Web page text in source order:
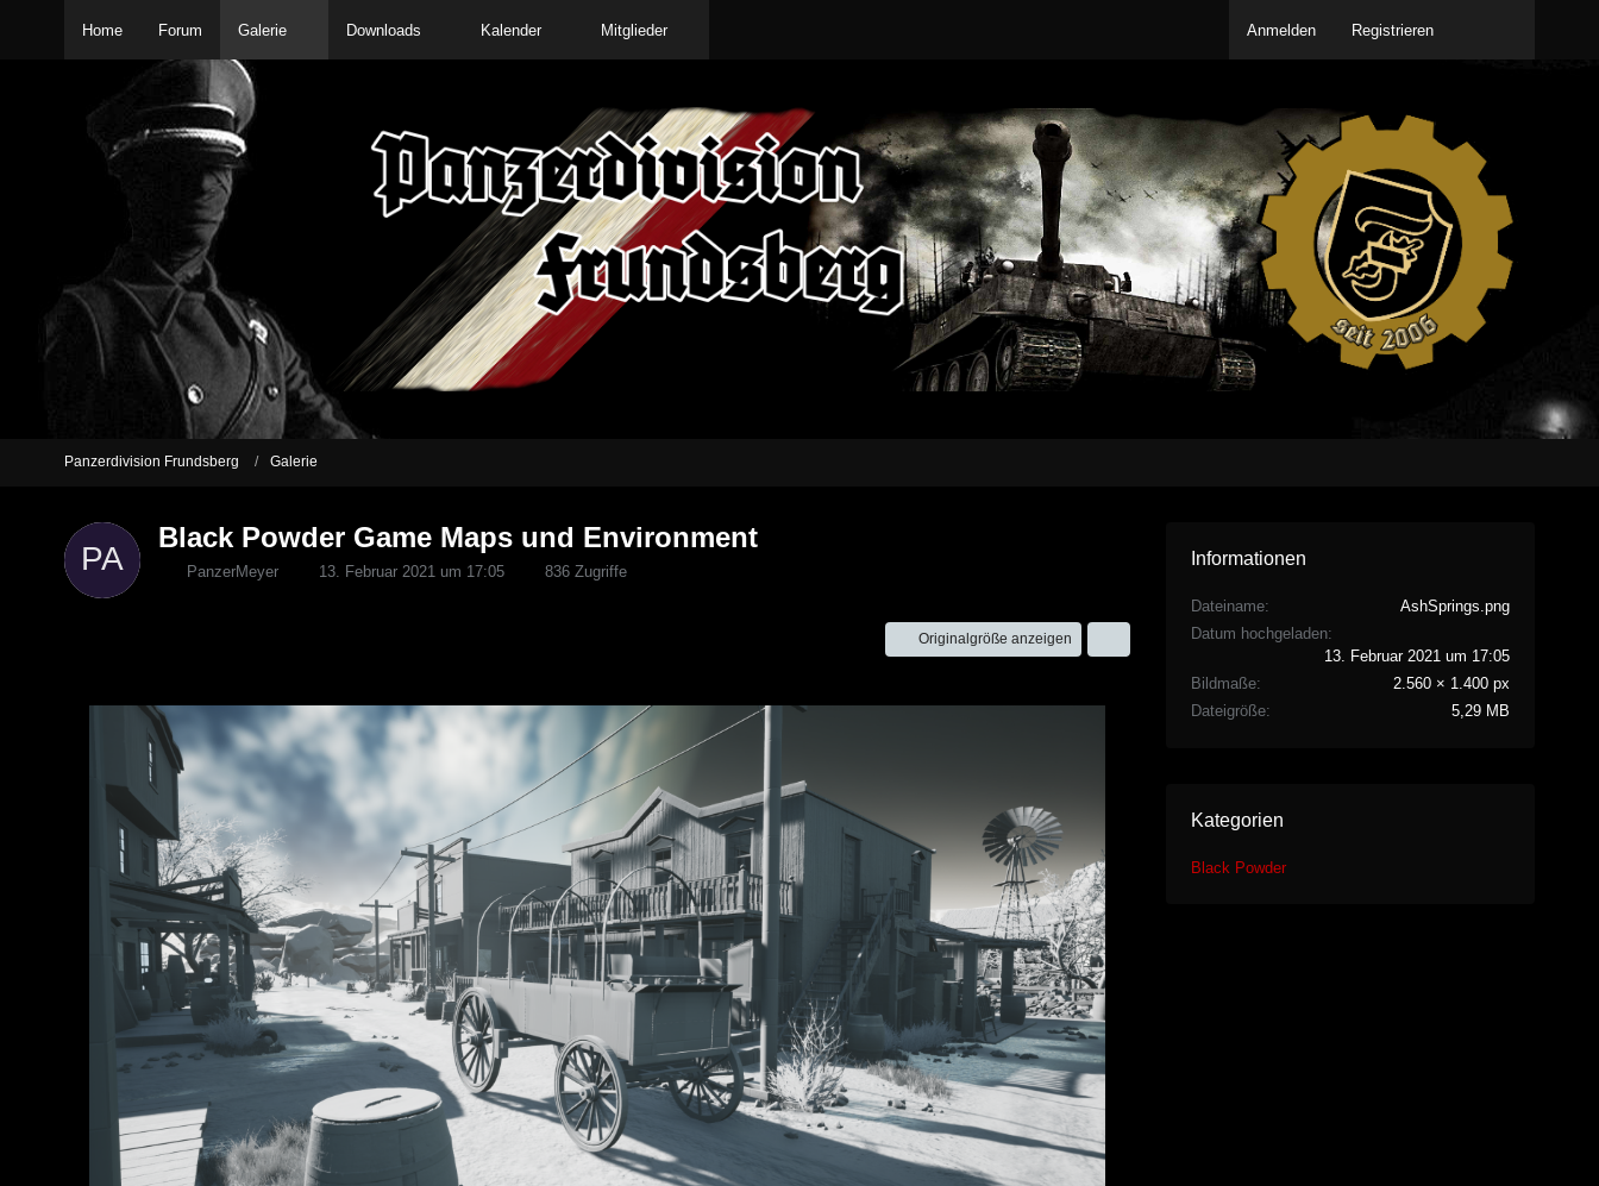
Home Forum Galerie Downloads Kalender Mitglieder Anmelden Registrieren
Panzerdivision Frundsberg Galerie
Black Powder Game Maps und Environment
PanzerMeyer 13. Februar 2021 um 17:05 836 Zugriffe
Originalgröße anzeigen
Informationen
Dateiname
AshSprings.png
Datum hochgeladen
13. Februar 2021 um 17:05
Bildmaße
2.560 × 1.400 px
Dateigröße
5,29 MB
Kategorien
Black Powder